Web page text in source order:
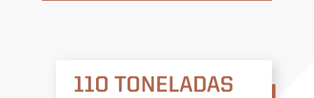
110 TONELADAS